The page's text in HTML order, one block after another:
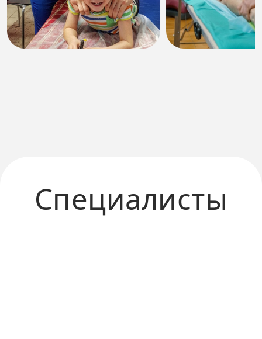
Специалисты